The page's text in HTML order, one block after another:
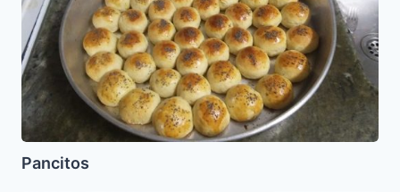
Pancitos